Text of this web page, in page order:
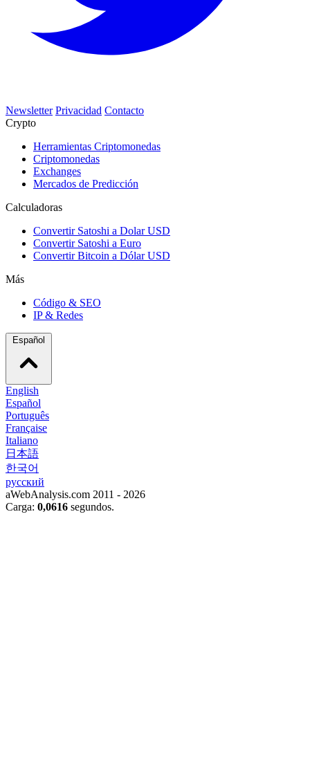
Newsletter Privacidad Contacto
Crypto
Herramientas Criptomonedas
Criptomonedas
Exchanges
Mercados de Predicción
Calculadoras
Convertir Satoshi a Dolar USD
Convertir Satoshi a Euro
Convertir Bitcoin a Dólar USD
Más
Código & SEO
IP & Redes
English
Español
Português
Française
Italiano
日本語
한국어
русский
aWebAnalysis.com 2011 - 2026
Carga: 0,0616 segundos.